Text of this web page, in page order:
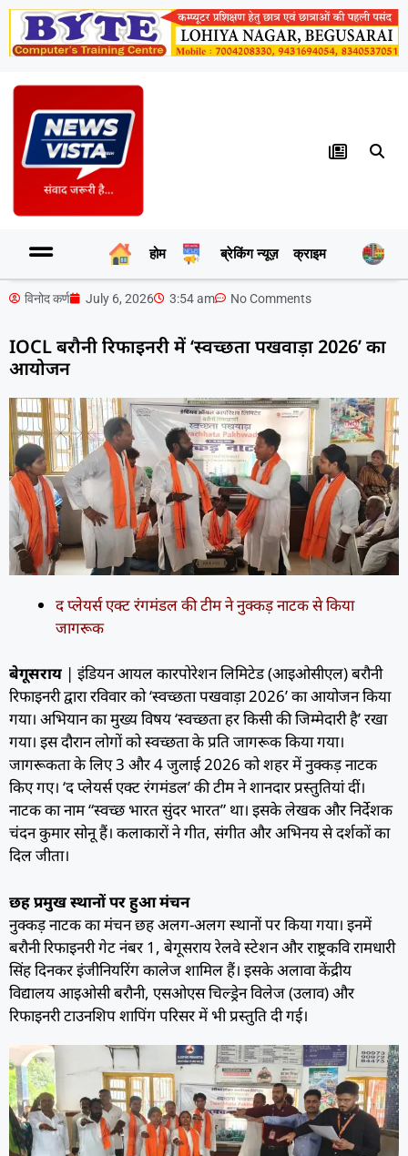
होम ब्रेकिंग न्यूज़ क्राइम
विनोद कर्ण July 6, 2026 3:54 am No Comments
IOCL बरौनी रिफाइनरी में ‘स्वच्छता पखवाड़ा 2026’ का
आयोजन
द प्लेयर्स एक्ट रंगमंडल की टीम ने नुक्कड़ नाटक से किया
जागरूक
बेगूसराय | इंडियन आयल कारपोरेशन लिमिटेड (आइओसीएल) बरौनी
रिफाइनरी द्वारा रविवार को ‘स्वच्छता पखवाड़ा 2026’ का आयोजन किया
गया। अभियान का मुख्य विषय ‘स्वच्छता हर किसी की जिम्मेदारी है’ रखा
गया। इस दौरान लोगों को स्वच्छता के प्रति जागरूक किया गया।
जागरूकता के लिए 3 और 4 जुलाई 2026 को शहर में नुक्कड़ नाटक
किए गए। ‘द प्लेयर्स एक्ट रंगमंडल’ की टीम ने शानदार प्रस्तुतियां दीं।
नाटक का नाम “स्वच्छ भारत सुंदर भारत” था। इसके लेखक और निर्देशक
चंदन कुमार सोनू हैं। कलाकारों ने गीत, संगीत और अभिनय से दर्शकों का
दिल जीता।
छह प्रमुख स्थानों पर हुआ मंचन
नुक्कड़ नाटक का मंचन छह अलग-अलग स्थानों पर किया गया। इनमें
बरौनी रिफाइनरी गेट नंबर 1, बेगूसराय रेलवे स्टेशन और राष्ट्रकवि रामधारी
सिंह दिनकर इंजीनियरिंग कालेज शामिल हैं। इसके अलावा केंद्रीय
विद्यालय आइओसी बरौनी, एसओएस चिल्ड्रेन विलेज (उलाव) और
रिफाइनरी टाउनशिप शापिंग परिसर में भी प्रस्तुति दी गई।